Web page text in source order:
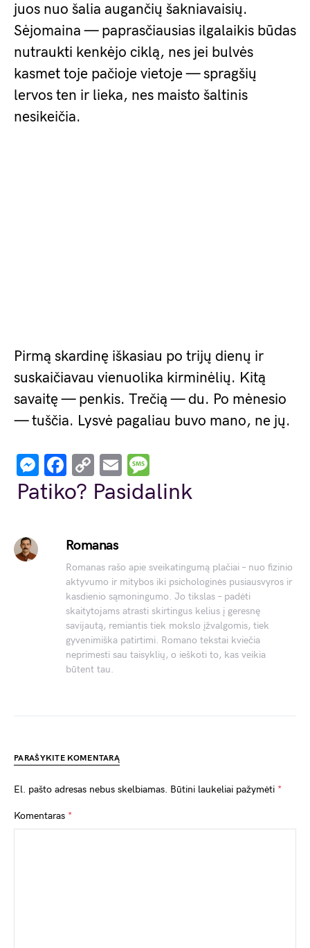
juos nuo šalia augančių šakniavaisių.
Sėjomaina — paprasčiausias ilgalaikis būdas
nutraukti kenkėjo ciklą, nes jei bulvės
kasmet toje pačioje vietoje — spragšių
lervos ten ir lieka, nes maisto šaltinis
nesikeičia.
Pirmą skardinę iškasiau po trijų dienų ir
suskaičiavau vienuolika kirminėlių. Kitą
savaitę — penkis. Trečią — du. Po mėnesio
— tuščia. Lysvė pagaliau buvo mano, ne jų.
Messenger
Facebook
Copy
Link
Email
Patiko? Pasidalink
Romanas
Romanas rašo apie sveikatingumą plačiai – nuo fizinio
aktyvumo ir mitybos iki psichologinės pusiausvyros ir
kasdienio sąmoningumo. Jo tikslas – padėti
skaitytojams atrasti skirtingus kelius į geresnę
savijautą, remiantis tiek mokslo įžvalgomis, tiek
gyvenimiška patirtimi. Romano tekstai kviečia
neprimesti sau taisyklių, o ieškoti to, kas veikia
būtent tau.
PARAŠYKITE KOMENTARĄ
El. pašto adresas nebus skelbiamas. Būtini laukeliai pažymėti *
Komentaras *